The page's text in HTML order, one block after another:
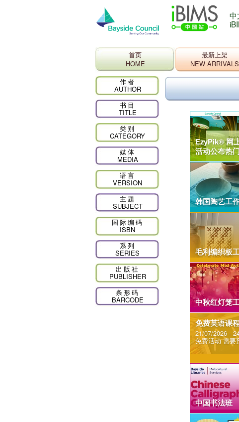
中
首页
HOME
最新上架
NEW ARRIVALS
EzyPik® 网
活动公布热
韩国陶艺工
毛利编织板
中秋红灯笼
免费英语课
21/07/2026 -
免费活动 需要
中国书法班
作者
AUTHOR
书目
TITLE
类别
CATEGORY
媒体
MEDIA
语言
VERSION
主题
SUBJECT
国际编码
ISBN
系列
SERIES
出版社
PUBLISHER
条形码
BARCODE